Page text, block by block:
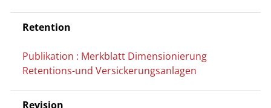
Retention
Publikation : Merkblatt Dimensionierung
Retentions-und Versickerungsanlagen
Revision